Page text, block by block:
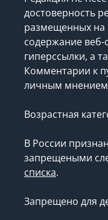
достоверность
размещенных на
содержание
гиперссылки, а
Комментарии к
личным мнением
Возрастная
В России
запрещеными
списка.
Запрещено для